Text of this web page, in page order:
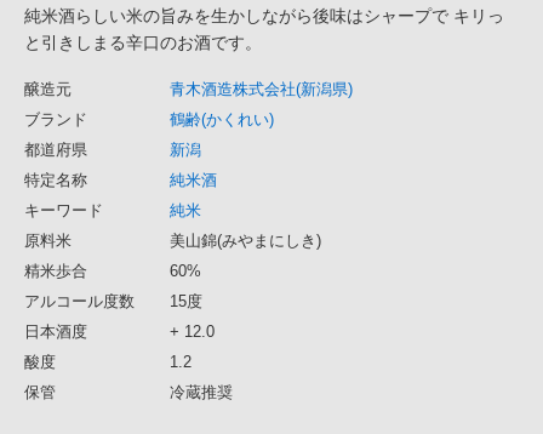
純米酒らしい米の旨みを生かしながら後味はシャープで キリっ
と引きしまる辛口のお酒です。
醸造元
青木酒造株式会社(新潟県)
ブランド
鶴齢(かくれい)
都道府県
新潟
特定名称
純米酒
キーワード
純米
原料米
美山錦(みやまにしき)
精米歩合
60%
アルコール度数
15度
日本酒度
+ 12.0
酸度
1.2
保管
冷蔵推奨